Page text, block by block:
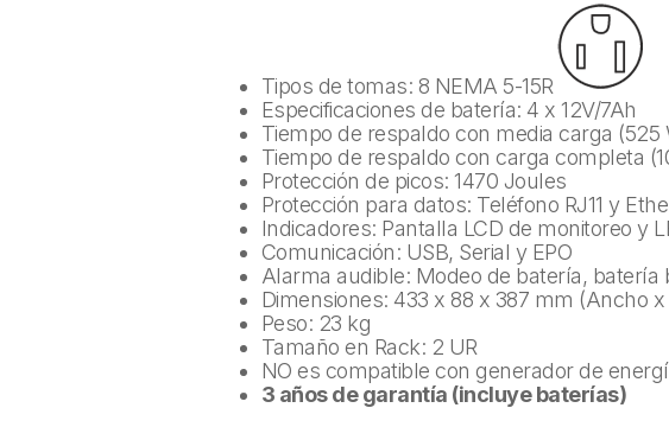
Tipos de tomas: 8 NEMA 5-15R
Especificaciones de batería: 4 x 12V/7Ah
Tiempo de respaldo con media carga (525
Tiempo de respaldo con carga completa
Protección de picos: 1470 Joules
Protección para datos: Teléfono RJ11 y
Indicadores: Pantalla LCD de monitoreo y
Comunicación: USB, Serial y EPO
Alarma audible: Modeo de batería, batería
Dimensiones: 433 x 88 x 387 mm (Ancho
Peso: 23 kg
Tamaño en Rack: 2 UR
NO es compatible con generador de
3 años de garantía (incluye baterías)